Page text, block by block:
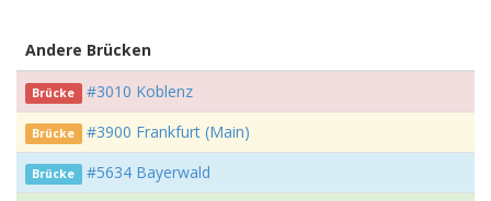
Andere Brücken
Brücke #3010 Koblenz
Brücke #3900 Frankfurt (Main)
Brücke #5634 Bayerwald